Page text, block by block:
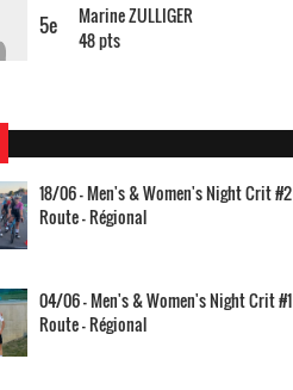
5eMarine ZULLIGER
48 pts
18/06 - Men's & Women's Night Crit #2
Route - Régional
04/06 - Men's & Women's Night Crit #1
Route - Régional